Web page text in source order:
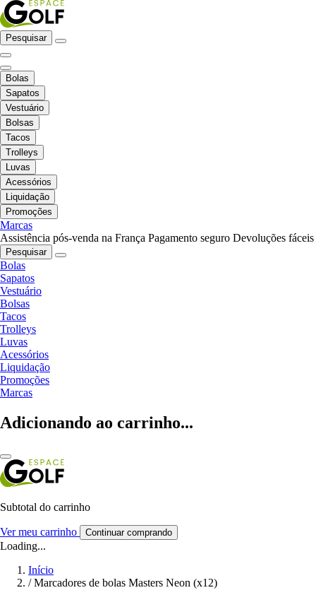
Pesquisar
Bolas
Sapatos
Vestuário
Bolsas
Tacos
Trolleys
Luvas
Acessórios
Liquidação
Promoções
Marcas
Assistência pós-venda na França Pagamento seguro Devoluções fáceis
Pesquisar
Bolas
Sapatos
Vestuário
Bolsas
Tacos
Trolleys
Luvas
Acessórios
Liquidação
Promoções
Marcas
Adicionando ao carrinho...
Subtotal do carrinho
Ver meu carrinho Continuar comprando
Loading...
Início
/ Marcadores de bolas Masters Neon (x12)